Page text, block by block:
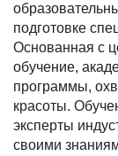
подготовке
Основанная с
обучение,
программы,
красоты.
эксперты
своими